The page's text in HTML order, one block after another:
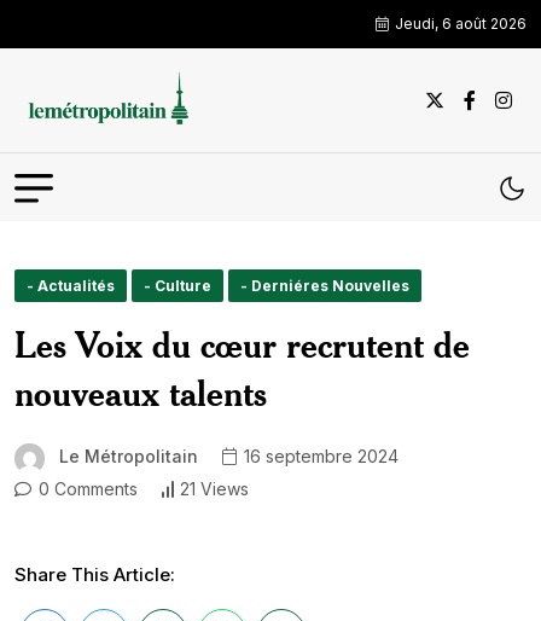
Jeudi, 6 août 2026
- Actualités - Culture - Derniéres Nouvelles
Les Voix du cœur recrutent de
nouveaux talents
Le Métropolitain
16 septembre 2024
0 Comments
21 Views
Share This Article: